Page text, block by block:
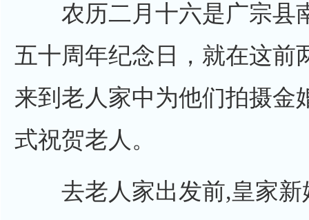
农历二月十六是广宗县
五十周年纪念日，就在这前
来到老人家中为他们拍摄金
式祝贺老人。
去老人家出发前,皇家新